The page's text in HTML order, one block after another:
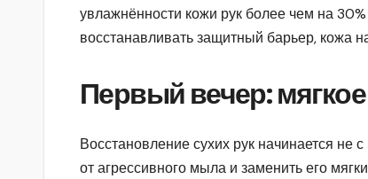
увлажнённости кожи рук более чем на
восстанавливать защитный барьер, кожа
Первый вечер:
Восстановление сухих рук начинается не
от агрессивного мыла и заменить его